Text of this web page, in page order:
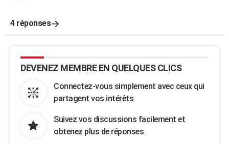
4 réponses
DEVENEZ MEMBRE EN QUELQUES CLICS
Connectez-vous simplement avec ceux qui
partagent vos intérêts
Suivez vos discussions facilement et
obtenez plus de réponses